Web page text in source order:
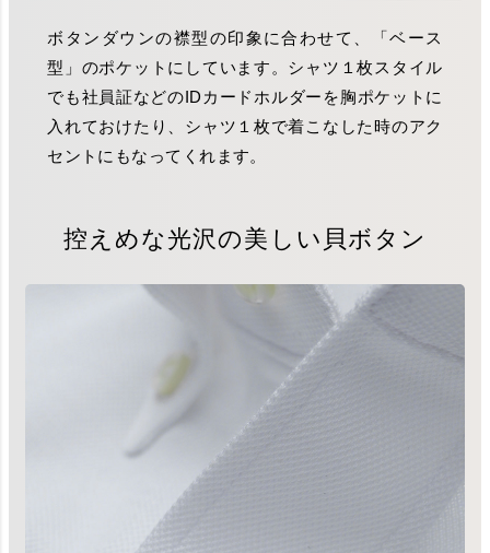
ボタンダウンの襟型の印象に合わせて、「ベース
型」のポケットにしています。シャツ１枚スタイル
でも社員証などのIDカードホルダーを胸ポケットに
入れておけたり、シャツ１枚で着こなした時のアク
セントにもなってくれます。
控えめな光沢の美しい貝ボタン